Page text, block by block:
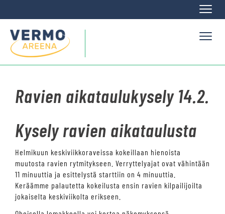
Ravien aikataulukysely 14.2.
Kysely ravien aikataulusta
Helmikuun keskiviikkoraveissa kokeillaan hienoista
muutosta ravien rytmitykseen. Verryttelyajat ovat vähintään
11 minuuttia ja esittelystä starttiin on 4 minuuttia.
Keräämme palautetta kokeilusta ensin ravien kilpailijoilta
jokaiselta keskiviikolta erikseen.